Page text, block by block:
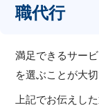
職代行
満足できるサー
を選ぶことが大切
上記でお伝えし